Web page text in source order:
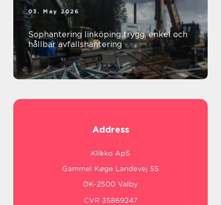
03. May 2026
Sophantering linköping trygg, enkel och
hållbar avfallshantering
Address